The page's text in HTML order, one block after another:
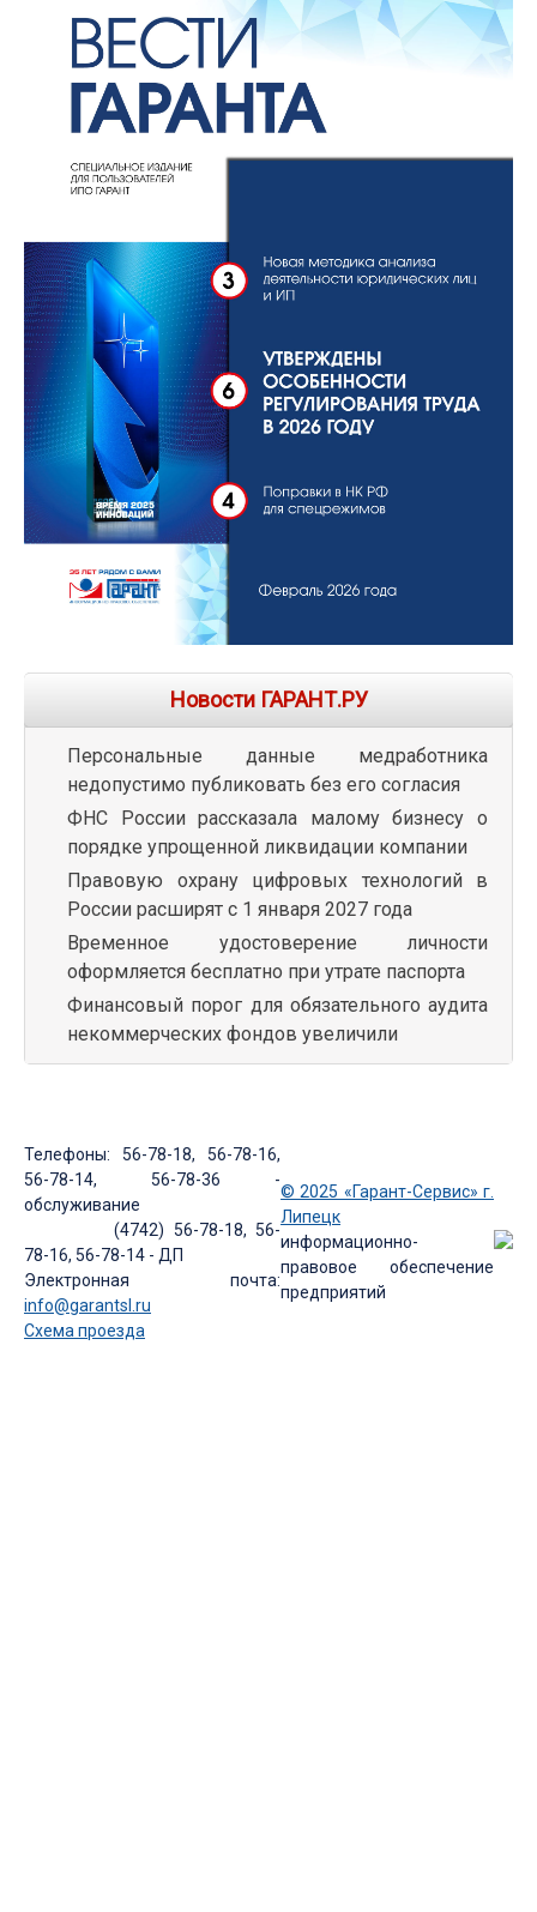
Новости ГАРАНТ.РУ
Персональные данные медработника
недопустимо публиковать без его согласия
ФНС России рассказала малому бизнесу о
порядке упрощенной ликвидации компании
Правовую охрану цифровых технологий в
России расширят с 1 января 2027 года
Временное удостоверение личности
оформляется бесплатно при утрате паспорта
Финансовый порог для обязательного аудита
некоммерческих фондов увеличили
Телефоны: 56-78-18, 56-78-16,
56-78-14, 56-78-36 -
обслуживание
(4742) 56-78-18, 56-
78-16, 56-78-14 - ДП
Электронная почта:
info@garantsl.ru
Схема проезда
© 2025 «Гарант-Сервис» г.
Липецк
информационно-
правовое обеспечение
предприятий